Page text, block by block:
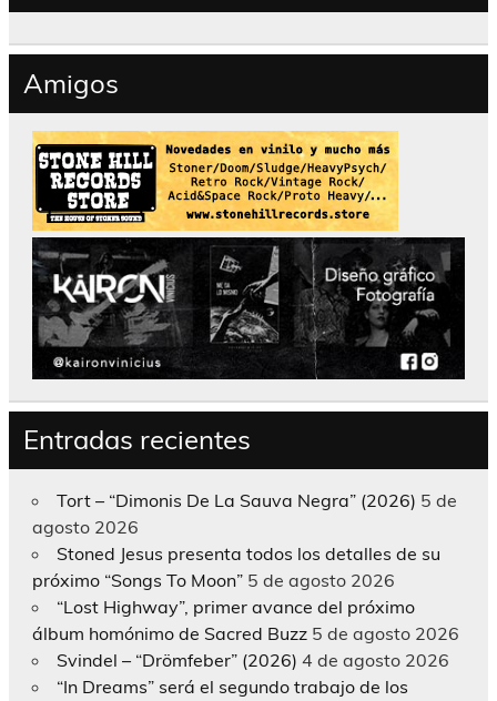
Amigos
Entradas recientes
Tort – “Dimonis De La Sauva Negra” (2026) 5 de
agosto 2026
Stoned Jesus presenta todos los detalles de su
próximo “Songs To Moon” 5 de agosto 2026
“Lost Highway”, primer avance del próximo
álbum homónimo de Sacred Buzz 5 de agosto 2026
Svindel – “Drömfeber” (2026) 4 de agosto 2026
“In Dreams” será el segundo trabajo de los